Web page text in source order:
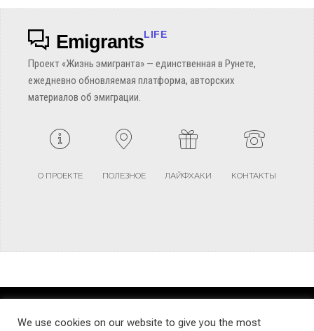
EmigrantsLIFE
Проект «Жизнь эмигранта» — единственная в Рунете,
ежедневно обновляемая платформа, авторских
материалов об эмиграции.
О ПРОЕКТЕ ПОЛЕЗНОЕ ЛАЙФХАКИ КОНТАКТЫ
TERMS AND CONDITIONS PRIVACY POLICY SITEMAP
We use cookies on our website to give you the most